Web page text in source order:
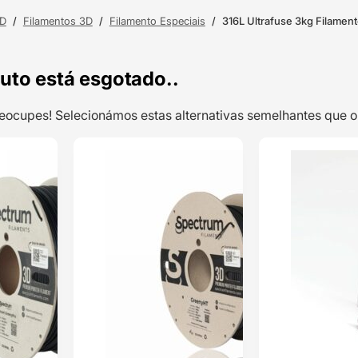
/ Filamentos 3D / Filamento Especiais / 316L Ultrafuse 3kg
está esgotado..
Selecionámos estas alternativas semelhantes que
– Spectrum
Filaments
Classificado
com5.00
5 com base
em2
classificações
de clientes
26,38
ENVIO 24H